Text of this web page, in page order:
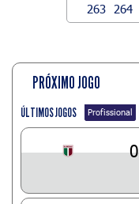
263
264
PRÓXIMO JOGO
ÚLTIMOS JOGOS Profissional
0